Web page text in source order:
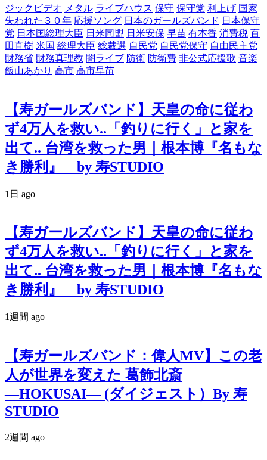
ジックビデオ メタル ライブハウス 保守 保守党 利上げ 国家
失われた３０年 応援ソング 日本のガールズバンド 日本保守
党 日本国総理大臣 日米同盟 日米安保 早苗 有本香 消費税 百
田直樹 米国 総理大臣 総裁選 自民党 自民党保守 自由民主党
財務省 財務真理教 闇ライブ 防衛 防衛費 非公式応援歌 音楽
飯山あかり 高市 高市早苗
【寿ガールズバンド】天皇の命に従わ
ず4万人を救い..「釣りに行く」と家を
出て.. 台湾を救った男｜根本博『名もな
き勝利』 by 寿STUDIO
1日 ago
【寿ガールズバンド】天皇の命に従わ
ず4万人を救い..「釣りに行く」と家を
出て.. 台湾を救った男｜根本博『名もな
き勝利』 by 寿STUDIO
1週間 ago
【寿ガールズバンド：偉人MV】この老
人が世界を変えた 葛飾北斎
―HOKUSAI― (ダイジェスト）By 寿
STUDIO
2週間 ago